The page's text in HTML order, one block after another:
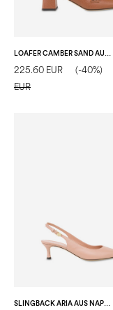
225.60 EUR (-40%)
EUR
SLINGBACK ARIA AUS NAPPALEDER